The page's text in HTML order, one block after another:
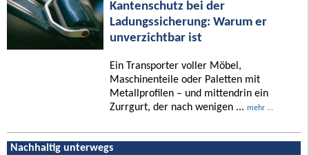
Kantenschutz bei der
Ladungssicherung: Warum er
unverzichtbar ist
Ein Transporter voller Möbel,
Maschinenteile oder Paletten mit
Metallprofilen – und mittendrin ein
Zurrgurt, der nach wenigen ... mehr ...
Nachhaltig unterwegs